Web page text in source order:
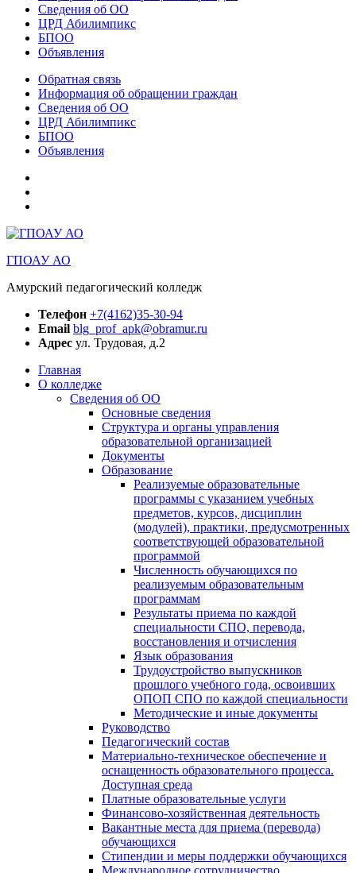
Сведения об ОО
ЦРД Абилимпикс
БПОО
Объявления
Обратная связь
Информация об обращении граждан
Сведения об ОО
ЦРД Абилимпикс
БПОО
Объявления
Амурская
ГПОАУ АО
Амурский педагогический колледж
Телефон +7(4162)35-30-94
Email blg_prof_apk@obramur.ru
Адрес ул. Трудовая, д.2
Главная
О колледже
Сведения об ОО
Основные сведения
Структура и органы управления
образовательной организацией
Документы
Образование
Реализуемые образовательные
программы с указанием учебных
предметов, курсов, дисциплин
(модулей), практики, предусмотренных
соответствующей образовательной
программой
Численность обучающихся по
реализуемым образовательным
программам
Результаты приема по каждой
специальности СПО, перевода,
восстановления и отчисления
Язык образования
Трудоустройство выпускников
прошлого учебного года, освоивших
ОПОП СПО по каждой специальности
Методические и иные документы
Руководство
Педагогический состав
Материально-техническое обеспечение и
оснащенность образовательного процесса.
Доступная среда
Платные образовательные услуги
Финансово-хозяйственная деятельность
Вакантные места для приема (перевода)
обучающихся
Стипендии и меры поддержки обучающихся
Международное сотрудничество